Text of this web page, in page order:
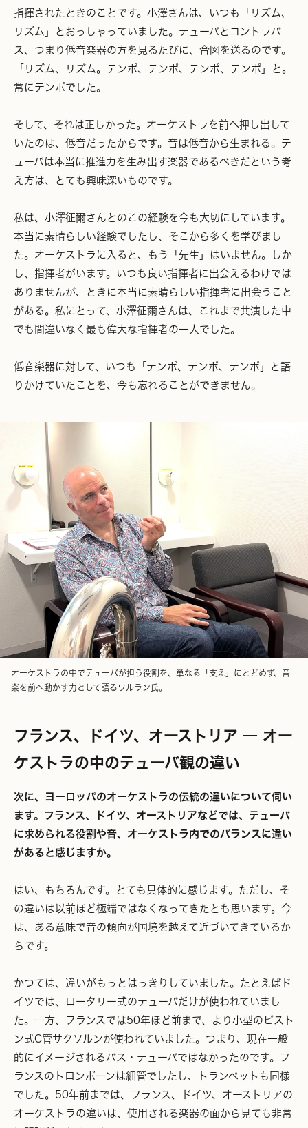
指揮されたときのことです。小澤さんは、いつも「リズム、
リズム」とおっしゃっていました。テューバとコントラバ
ス、つまり低音楽器の方を見るたびに、合図を送るのです。
「リズム、リズム。テンポ、テンポ、テンポ、テンポ」と。
常にテンポでした。
そして、それは正しかった。オーケストラを前へ押し出して
いたのは、低音だったからです。音は低音から生まれる。テ
ューバは本当に推進力を生み出す楽器であるべきだという考
え方は、とても興味深いものです。
私は、小澤征爾さんとのこの経験を今も大切にしています。
本当に素晴らしい経験でしたし、そこから多くを学びまし
た。オーケストラに入ると、もう「先生」はいません。しか
し、指揮者がいます。いつも良い指揮者に出会えるわけでは
ありませんが、ときに本当に素晴らしい指揮者に出会うこと
がある。私にとって、小澤征爾さんは、これまで共演した中
でも間違いなく最も偉大な指揮者の一人でした。
低音楽器に対して、いつも「テンポ、テンポ、テンポ」と語
りかけていたことを、今も忘れることができません。
オーケストラの中でテューバが担う役割を、単なる「支え」にとどめず、音
楽を前へ動かす力として語るワルラン氏。
フランス、ドイツ、オーストリア ― オー
ケストラの中のテューバ観の違い
次に、ヨーロッパのオーケストラの伝統の違いについて伺い
ます。フランス、ドイツ、オーストリアなどでは、テューバ
に求められる役割や音、オーケストラ内でのバランスに違い
があると感じますか。
はい、もちろんです。とても具体的に感じます。ただし、そ
の違いは以前ほど極端ではなくなってきたとも思います。今
は、ある意味で音の傾向が国境を越えて近づいてきているか
らです。
かつては、違いがもっとはっきりしていました。たとえばド
イツでは、ロータリー式のテューバだけが使われていまし
た。一方、フランスでは50年ほど前まで、より小型のピスト
ン式C管サクソルンが使われていました。つまり、現在一般
的にイメージされるバス・テューバではなかったのです。フ
ランスのトロンボーンは細管でしたし、トランペットも同様
でした。50年前までは、フランス、ドイツ、オーストリアの
オーケストラの違いは、使用される楽器の面から見ても非常